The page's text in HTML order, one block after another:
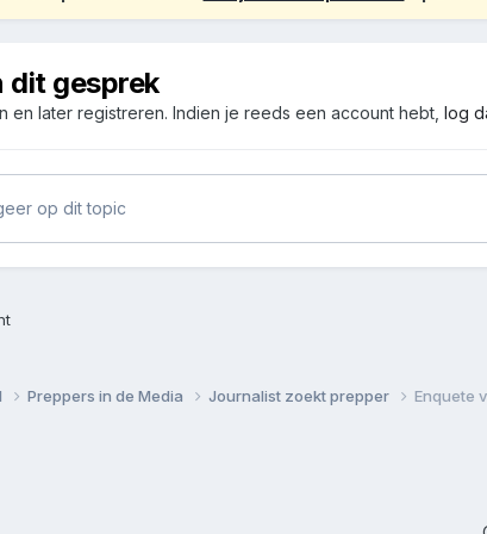
dit gesprek
en later registreren. Indien je reeds een account hebt, log
op dit topic
Preppers in de Media Journalist zoekt prepper Enquete